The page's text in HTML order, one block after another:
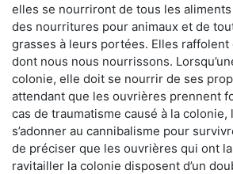
elles se nourriront de tous les
des nourritures pour animaux et de
grasses à leurs portées. Elles
dont nous nous nourrissons.
colonie, elle doit se nourrir de ses
attendant que les ouvrières prennent
cas de traumatisme causé à la colonie,
s’adonner au cannibalisme pour
de préciser que les ouvrières qui ont
ravitailler la colonie disposent d’un